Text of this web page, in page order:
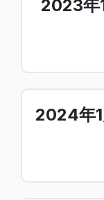
2023年
2024年